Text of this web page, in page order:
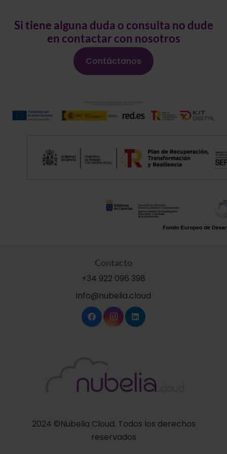
Si tiene alguna duda o consulta no dude
en contactar con nosotros
Contáctanos
Contacto
+34 922 096 398
info@nubelia.cloud
2024 ©Nubelia Cloud. Todos los derechos
reservados